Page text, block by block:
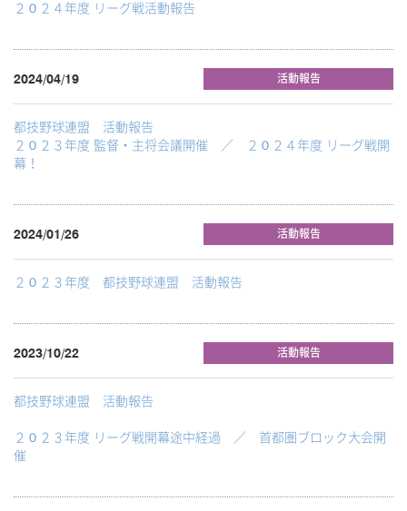
２０２４年度 リーグ戦活動報告
2024/04/19 活動報告
都技野球連盟 活動報告
２０２３年度 監督・主将会議開催 ／ ２０２４年度 リーグ戦開
幕！
2024/01/26 活動報告
２０２３年度 都技野球連盟 活動報告
2023/10/22 活動報告
都技野球連盟 活動報告
２０２３年度 リーグ戦開幕途中経過 ／ 首都圏ブロック大会開
催